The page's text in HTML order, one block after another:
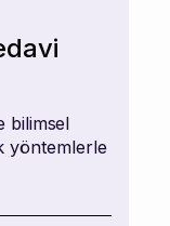
bilimsel
yöntemlerle